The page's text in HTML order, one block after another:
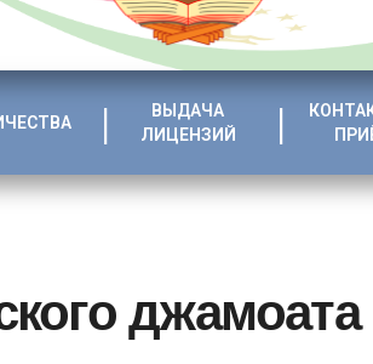
ВЫДАЧА
ЛИЦЕНЗИЙ
джамоата